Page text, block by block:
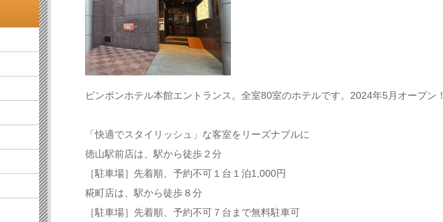
ピンポンホテル本館エントランス。全室80室のホテルです。2024年5月オープン！
「快適でスタイリッシュ」な客室をリーズナブルに
徳山駅前店は、駅から徒歩２分
［駐車場］先着順、予約不可１台１泊1,000円
糀町店は、駅から徒歩８分
［駐車場］先着順、予約不可７台まで無料駐車可